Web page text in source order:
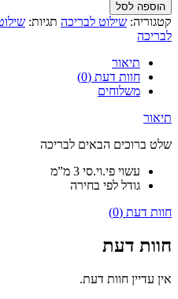
הוספה לסל
קטגוריה: שילוט לבריכה תגיות:
לבריכה
תיאור
חוות דעת (0)
משלוחים
תיאור
שלט ברוכים הבאים לבריכה
עשוי פי.וי.סי 3 מ”מ
גודל לפי בחירה
חוות דעת (0)
חוות דעת
אין עדיין חוות דעת.